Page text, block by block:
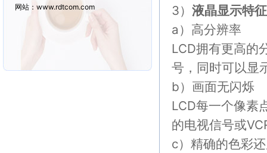
网站：www.rdtcom.com
3） 液晶显示特征
a）高分辨率
LCD拥有更高的
号，同时可以显
b）画面无闪烁
LCD每一个像素
的电视信号或
c）精确的色彩